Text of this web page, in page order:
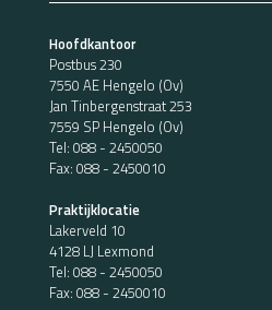
Hoofdkantoor
Postbus 230
7550 AE Hengelo (Ov)
Jan Tinbergenstraat 253
7559 SP Hengelo (Ov)
Tel: 088 - 2450050
Fax: 088 - 2450010
Praktijklocatie
Lakerveld 10
4128 LJ Lexmond
Tel: 088 - 2450050
Fax: 088 - 2450010